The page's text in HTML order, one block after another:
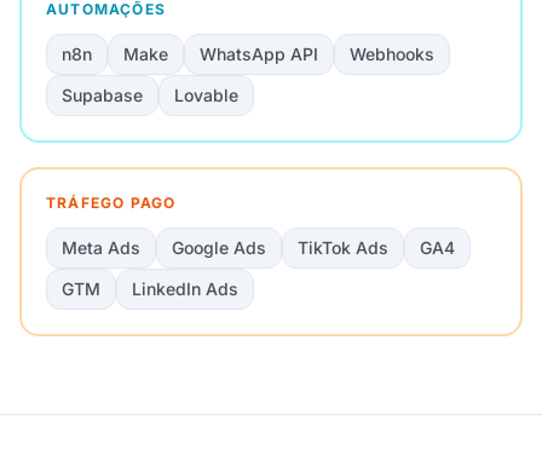
AUTOMAÇÕES
n8n Make WhatsApp API
Webhooks
Supabase
Lovable
TRÁFEGO PAGO
Meta Ads Google Ads TikTok Ads
GA4
GTM
LinkedIn Ads